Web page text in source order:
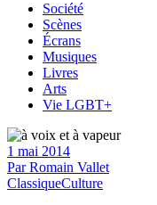
Société
Scènes
Écrans
Musiques
Livres
Arts
Vie LGBT+
1 mai 2014
ParRomain Vallet
ClassiqueCulture